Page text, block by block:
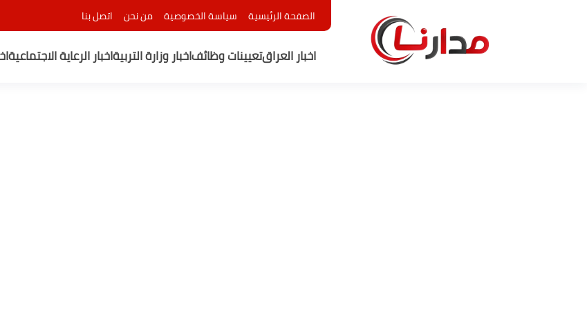
الصفحة الرئيسية سياسة الخصوصية من نحن اتصل بنا
اخبار العراقتعيينات وظائفاخبار وزارة التربيةاخبار الرعاية الاجتماعية